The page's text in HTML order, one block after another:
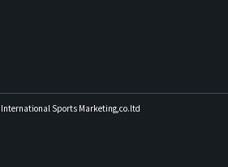
Sports Marketing,co.ltd